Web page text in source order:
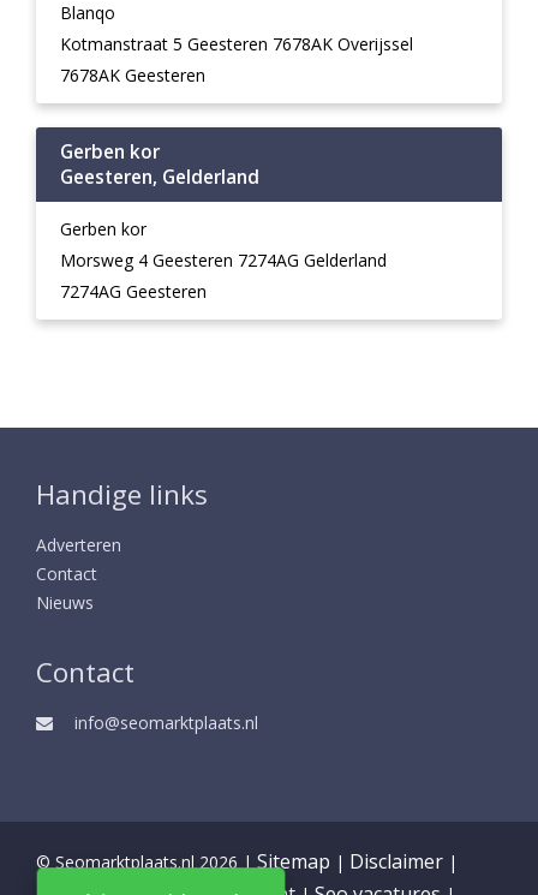
Blanqo
Kotmanstraat 5 Geesteren 7678AK Overijssel
7678AK Geesteren
Gerben kor
Geesteren, Gelderland
Gerben kor
Morsweg 4 Geesteren 7274AG Gelderland
7274AG Geesteren
Handige links
Adverteren
Contact
Nieuws
Contact
info@seomarktplaats.nl
© Seomarktplaats.nl 2026 |Sitemap | Disclaimer |